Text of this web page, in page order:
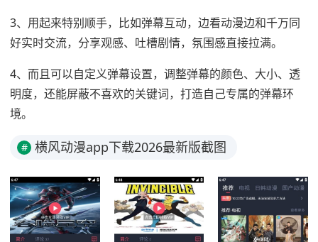
3、用起来特别顺手，比如弹幕互动，边看动漫边和千万同
好实时交流，分享观感、吐槽剧情，氛围感直接拉满。
4、而且可以自定义弹幕设置，调整弹幕的颜色、大小、透
明度，还能屏蔽不喜欢的关键词，打造自己专属的弹幕环
境。
# 横风动漫app下载2026最新版截图